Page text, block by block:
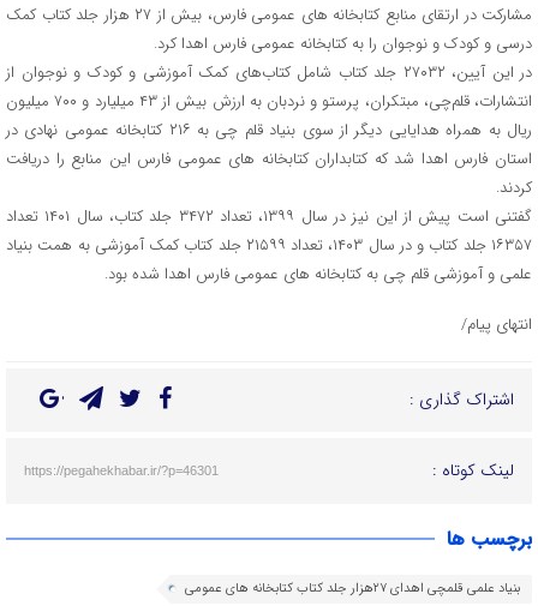
مشارکت در ارتقای منابع کتابخانه های عمومی فارس، بیش از ۲۷ هزار جلد کتاب کمک
درسی و کودک و نوجوان را به کتابخانه عمومی فارس اهدا کرد.
در این آیین، ۲۷۰۳۲ جلد کتاب شامل کتاب‌های کمک آموزشی و کودک و نوجوان از
انتشارات، قلم‌چی، مبتکران، پرستو و نردبان به ارزش بیش از ۴۳ میلیارد و ۷۰۰ میلیون
ریال به همراه هدایایی دیگر از سوی بنیاد قلم چی به ۲۱۶ کتابخانه عمومی نهادی در
استان فارس اهدا شد که کتابداران کتابخانه های عمومی فارس این منابع را دریافت
کردند.
گفتنی است پیش از این نیز در سال ۱۳۹۹، تعداد ۳۴۷۲ جلد کتاب، سال ۱۴۰۱ تعداد
۱۶۳۵۷ جلد کتاب و در سال ۱۴۰۳، تعداد ۲۱۵۹۹ جلد کتاب کمک آموزشی به همت بنیاد
علمی و آموزشی قلم چی به کتابخانه های عمومی فارس اهدا شده بود.
انتهای پیام/
اشتراک گذاری :
لینک کوتاه : https://pegahekhabar.ir/?p=46301
برچسب ها
بنیاد علمی قلمچی اهدای ۲۷هزار جلد کتاب کتابخانه های عمومی